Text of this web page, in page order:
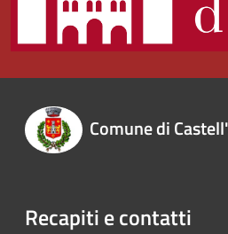
Comune di
Recapiti e contatti